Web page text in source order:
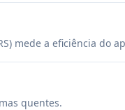
mede a eficiência do
quentes.